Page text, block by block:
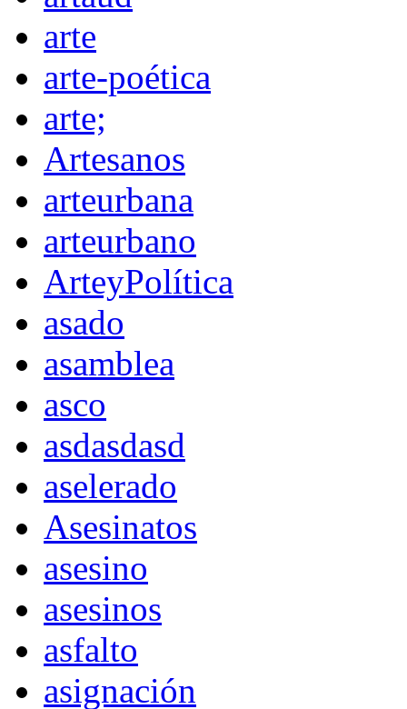
arte
arte-poética
arte;
Artesanos
arteurbana
arteurbano
ArteyPolítica
asado
asamblea
asco
asdasdasd
aselerado
Asesinatos
asesino
asesinos
asfalto
asignación